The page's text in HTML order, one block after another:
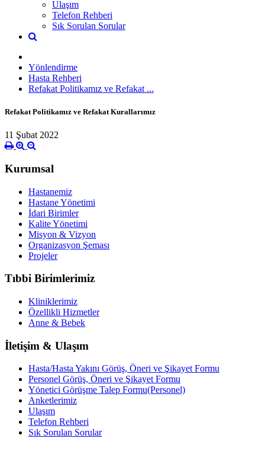
Ulaşım
Telefon Rehberi
Sık Sorulan Sorular
Yönlendirme
Hasta Rehberi
Refakat Politikamız ve Refakat ...
Refakat Politikamız ve Refakat Kurallarımız
11 Şubat 2022
Kurumsal
Hastanemiz
Hastane Yönetimi
İdari Birimler
Kalite Yönetimi
Misyon & Vizyon
Organizasyon Şeması
Projeler
Tıbbi Birimlerimiz
Kliniklerimiz
Özellikli Hizmetler
Anne & Bebek
İletişim & Ulaşım
Hasta/Hasta Yakını Görüş, Öneri ve Şikayet Formu
Personel Görüş, Öneri ve Şikayet Formu
Yönetici Görüşme Talep Formu(Personel)
Anketlerimiz
Ulaşım
Telefon Rehberi
Sık Sorulan Sorular